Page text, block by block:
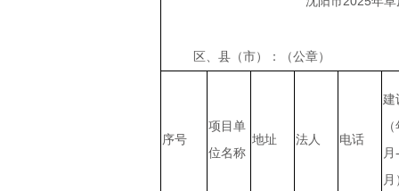
区、县（市
序号
项目单
位名称
地址 法人 电话
建